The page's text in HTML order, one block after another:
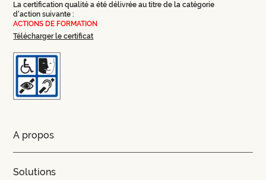
La certification qualité a été délivrée au titre de la catégorie
d'action suivante :
ACTIONS DE FORMATION
Télécharger le certificat
A propos
Solutions